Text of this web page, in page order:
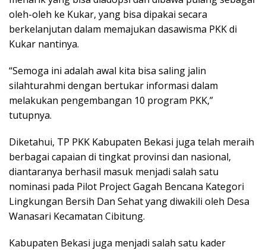
oleh-oleh ke Kukar, yang bisa dipakai secara
berkelanjutan dalam memajukan dasawisma PKK di
Kukar nantinya.
“Semoga ini adalah awal kita bisa saling jalin
silahturahmi dengan bertukar informasi dalam
melakukan pengembangan 10 program PKK,”
tutupnya.
Diketahui, TP PKK Kabupaten Bekasi juga telah meraih
berbagai capaian di tingkat provinsi dan nasional,
diantaranya berhasil masuk menjadi salah satu
nominasi pada Pilot Project Gagah Bencana Kategori
Lingkungan Bersih Dan Sehat yang diwakili oleh Desa
Wanasari Kecamatan Cibitung.
Kabupaten Bekasi juga menjadi salah satu kader